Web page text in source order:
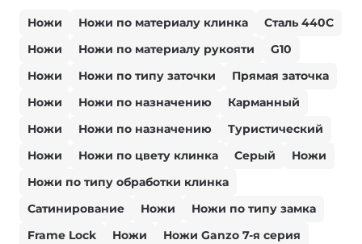
Ножи Ножи по материалу клинка
Сталь 440С
Ножи
Ножи по материалу рукояти
G10
Ножи
Ножи по типу заточки
Прямая заточка
Ножи
Ножи по назначению
Карманный
Ножи
Ножи по назначению
Туристический
Ножи
Ножи по цвету клинка Серый
Ножи
Ножи по типу обработки клинка
Сатинирование
Ножи
Ножи по типу замка
Frame Lock
Ножи Ножи Ganzo 7-я серия